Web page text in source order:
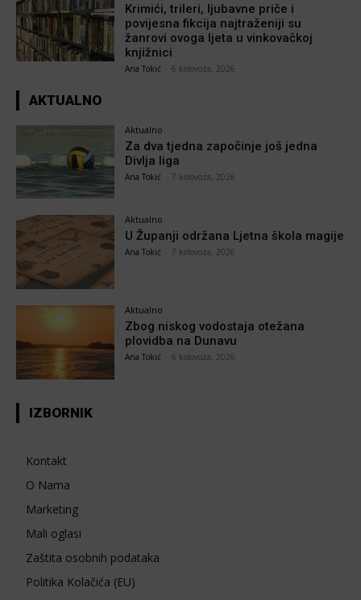
Krimići, trileri, ljubavne priče i
povijesna fikcija najtraženiji su
žanrovi ovoga ljeta u vinkovačkoj
knjižnici
Ana Tokić 6 kolovoza, 2026
AKTUALNO
Aktualno
Za dva tjedna započinje još jedna
Divlja liga
Ana Tokić 7 kolovoza, 2026
Aktualno
U Županji održana Ljetna škola magije
Ana Tokić 7 kolovoza, 2026
Aktualno
Zbog niskog vodostaja otežana
plovidba na Dunavu
Ana Tokić 6 kolovoza, 2026
IZBORNIK
Kontakt
O Nama
Marketing
Mali oglasi
Zaštita osobnih podataka
Politika Kolačića (EU)